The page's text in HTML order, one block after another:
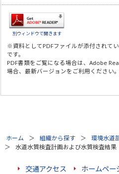
別ウィンドウで開きます
※資料としてPDFファイルが添付されて
です。
PDF書類をご覧になる場合は、Adobe
場合、最新バージョンをご利用ください。
ホーム 組織から探す 環境水道
水道水質検査計画および水質検査結果
交通アクセス ホームペー